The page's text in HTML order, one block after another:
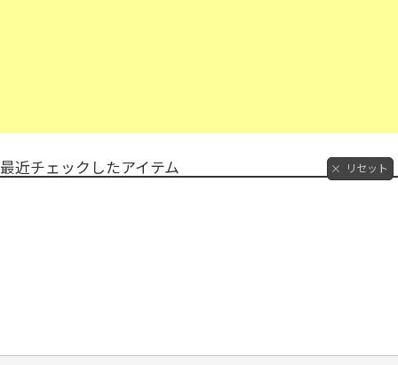
最近チェックしたアイテム リセット